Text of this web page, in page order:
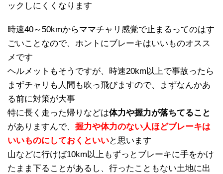
ックしにくくなります
時速40～50kmからママチャリ感覚で止まるってのはす
ごいことなので、ホントにブレーキはいいものオスス
メです
ヘルメットもそうですが、時速20km以上で事故ったら
まずチャリも人間も吹っ飛びますので、まずなんかあ
る前に対策が大事
特に長く走った帰りなどは体力や握力が落ちてること
がありますんで、 握力や体力のない人ほどブレーキは
いいものにしておくといいと思います
山などに行けば10km以上もずっとブレーキに手をかけ
たまま下ることがあるし、行ったこともない土地に出